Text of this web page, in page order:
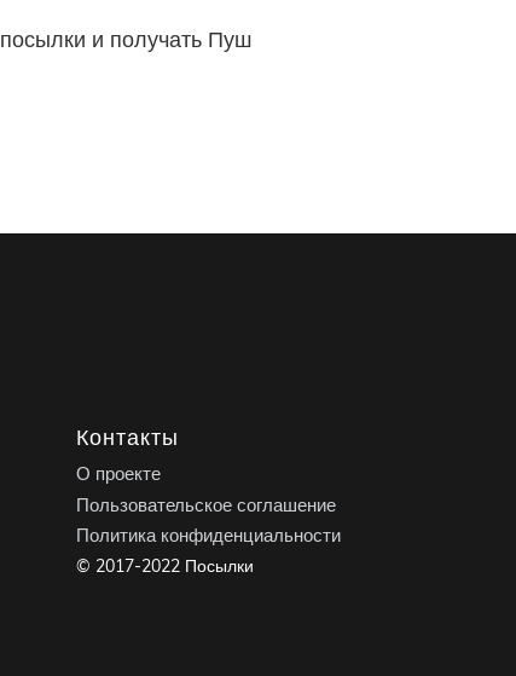
и получать Пуш
Контакты
О проекте
Пользовательское соглашение
Политика конфиденциальности
© 2017-2022 Посылки